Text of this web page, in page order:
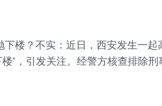
下楼？不实：近日，西安发生一
”，引发关注。经警方核查排除刑